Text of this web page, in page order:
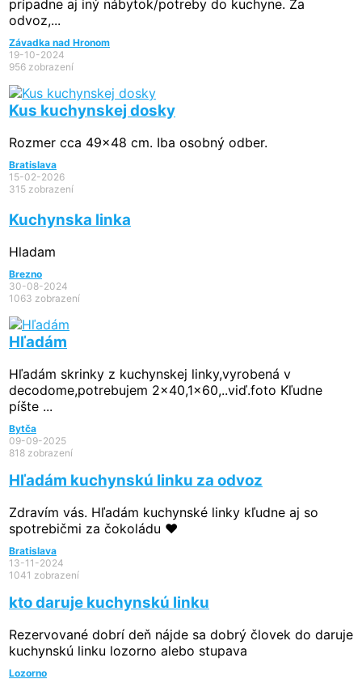
prípadne aj iný nábytok/potreby do kuchyne. Za
odvoz,...
Závadka nad Hronom
19-10-2024
956 zobrazení
Kus kuchynskej dosky
Rozmer cca 49x48 cm. Iba osobný odber.
Bratislava
15-02-2026
315 zobrazení
Kuchynska linka
Hladam
Brezno
30-08-2024
1063 zobrazení
Hľadám
Hľadám skrinky z kuchynskej linky,vyrobená v
decodome,potrebujem 2x40,1x60,..viď.foto Kľudne
píšte ...
Bytča
09-09-2025
818 zobrazení
Hľadám kuchynskú linku za odvoz
Zdravím vás. Hľadám kuchynské linky kľudne aj so
spotrebičmi za čokoládu ❤️
Bratislava
13-11-2024
1041 zobrazení
kto daruje kuchynskú linku
Rezervované dobrí deň nájde sa dobrý človek do daruje
kuchynskú linku lozorno alebo stupava
Lozorno